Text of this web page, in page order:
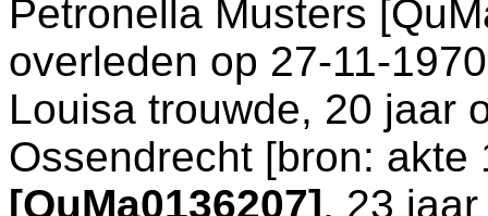
Petronella Musters
overleden op 27-11-
Louisa trouwde, 20 jaar
Ossendrecht [bron: akte
[QuMa0136207], 23